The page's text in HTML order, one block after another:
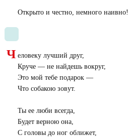
Открыто и честно, немного наивно!
Ч еловеку лучший друг,
Круче — не найдешь вокруг,
Это мой тебе подарок —
Что собакою зовут.
Ты ее люби всегда,
Будет верною она,
С головы до ног оближет,